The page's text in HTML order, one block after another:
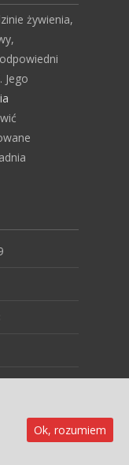
żywienia,
Jego
by
Ok, rozumiem